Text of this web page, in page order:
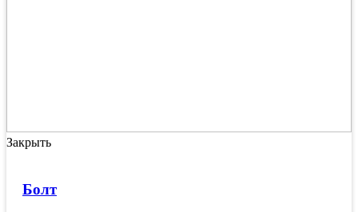
Закрыть
Болт